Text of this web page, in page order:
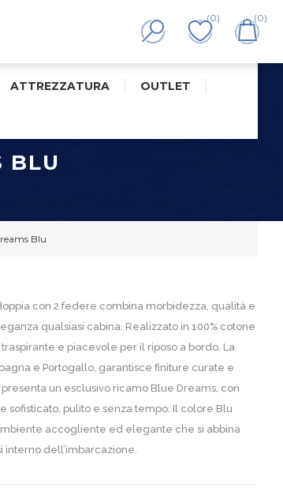
(0) (0)
ATTREZZATURA OUTLET
Blu
BLU
con 2 federe combina morbidezza, qualità e
qualsiasi cabina. Realizzato in 100% cotone
e piacevole per il riposo a bordo. La
e Portogallo, garantisce finiture curate e
un esclusivo ricamo Blue Dreams, con
sofisticato, pulito e senza tempo. Il colore Blu
accogliente ed elegante che si abbina
interno dell’imbarcazione.